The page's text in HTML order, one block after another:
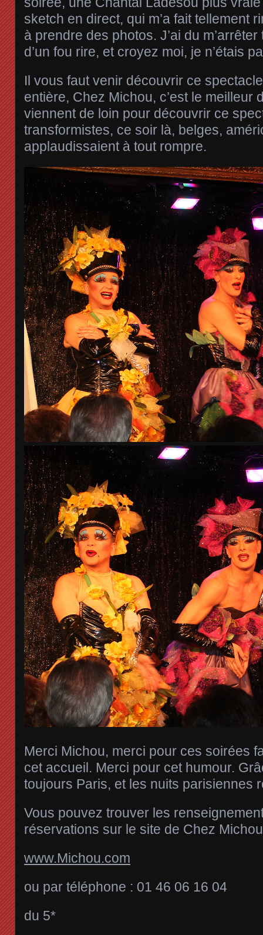
sketch en direct, qui m’a fait tellement
à prendre des photos. J’ai du m’arrêter
d’un fou rire, et croyez moi, je n’étais
Il vous faut venir découvrir ce
entière, Chez Michou, c’est le meilleur
viennent de loin pour découvrir ce
transformistes, ce soir là, belges,
applaudissaient à tout rompre.
Merci Michou, merci pour ces soirées
cet accueil. Merci pour cet humour.
toujours Paris, et les nuits parisiennes
Vous pouvez trouver les
réservations sur le site de Chez
www.Michou.com
ou par téléphone : 01 46 06 16 04
du 5*